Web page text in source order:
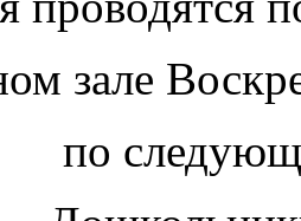
зале
по